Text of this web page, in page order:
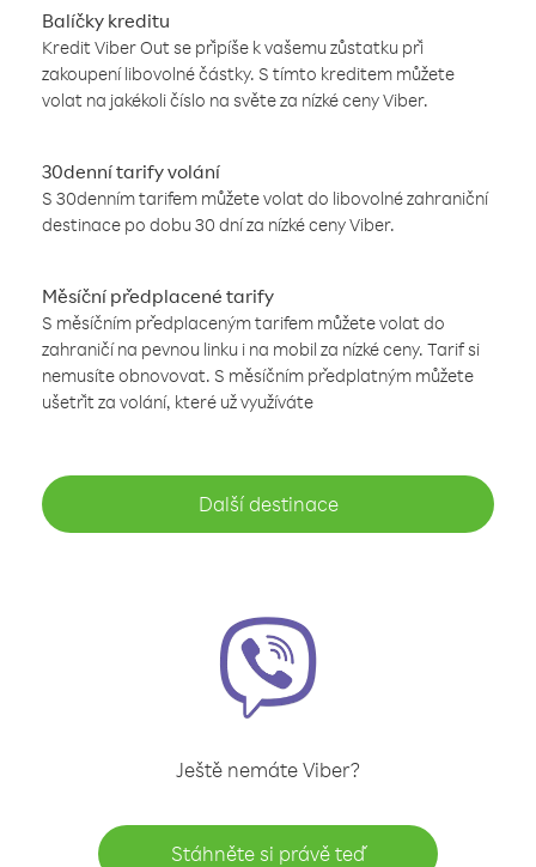
Balíčky kreditu
Kredit Viber Out se připíše k vašemu zůstatku při
zakoupení libovolné částky. S tímto kreditem můžete
volat na jakékoli číslo na světe za nízké ceny Viber.
30denní tarify volání
S 30denním tarifem můžete volat do libovolné zahraniční
destinace po dobu 30 dní za nízké ceny Viber.
Měsíční předplacené tarify
S měsíčním předplaceným tarifem můžete volat do
zahraničí na pevnou linku i na mobil za nízké ceny. Tarif si
nemusíte obnovovat. S měsíčním předplatným můžete
ušetřit za volání, které už využíváte
Další destinace
Ještě nemáte Viber?
Stáhněte si právě teď